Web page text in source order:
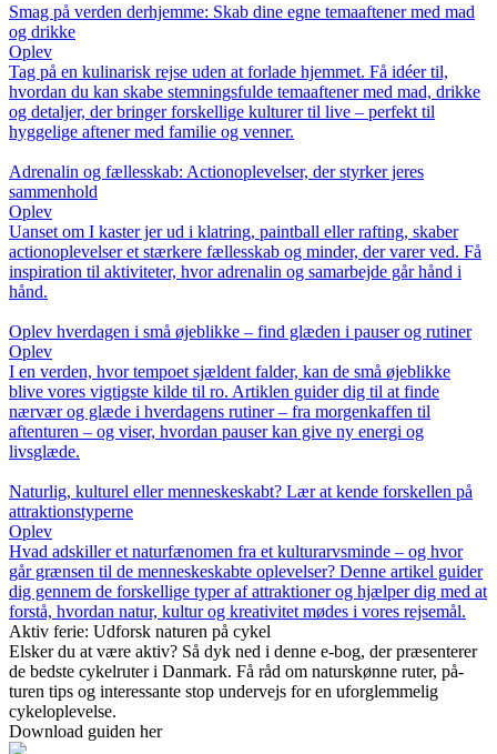
Smag på verden derhjemme: Skab dine egne temaaftener med mad
og drikke
Oplev
Tag på en kulinarisk rejse uden at forlade hjemmet. Få idéer til,
hvordan du kan skabe stemningsfulde temaaftener med mad, drikke
og detaljer, der bringer forskellige kulturer til live – perfekt til
hyggelige aftener med familie og venner.
Adrenalin og fællesskab: Actionoplevelser, der styrker jeres
sammenhold
Oplev
Uanset om I kaster jer ud i klatring, paintball eller rafting, skaber
actionoplevelser et stærkere fællesskab og minder, der varer ved. Få
inspiration til aktiviteter, hvor adrenalin og samarbejde går hånd i
hånd.
Oplev hverdagen i små øjeblikke – find glæden i pauser og rutiner
Oplev
I en verden, hvor tempoet sjældent falder, kan de små øjeblikke
blive vores vigtigste kilde til ro. Artiklen guider dig til at finde
nærvær og glæde i hverdagens rutiner – fra morgenkaffen til
aftenturen – og viser, hvordan pauser kan give ny energi og
livsglæde.
Naturlig, kulturel eller menneskeskabt? Lær at kende forskellen på
attraktionstyperne
Oplev
Hvad adskiller et naturfænomen fra et kulturarvsminde – og hvor
går grænsen til de menneskeskabte oplevelser? Denne artikel guider
dig gennem de forskellige typer af attraktioner og hjælper dig med at
forstå, hvordan natur, kultur og kreativitet mødes i vores rejsemål.
Aktiv ferie: Udforsk naturen på cykel
Elsker du at være aktiv? Så dyk ned i denne e-bog, der præsenterer
de bedste cykelruter i Danmark. Få råd om naturskønne ruter, på-
turen tips og interessante stop undervejs for en uforglemmelig
cykeloplevelse.
Download guiden her